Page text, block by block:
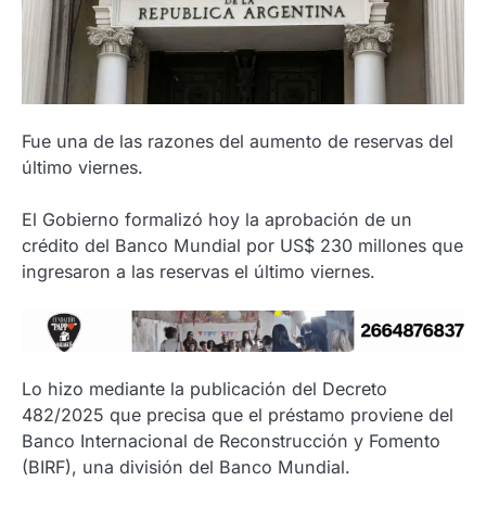
Fue una de las razones del aumento de reservas del
último viernes.
El Gobierno formalizó hoy la aprobación de un
crédito del Banco Mundial por US$ 230 millones que
ingresaron a las reservas el último viernes.
Lo hizo mediante la publicación del Decreto
482/2025 que precisa que el préstamo proviene del
Banco Internacional de Reconstrucción y Fomento
(BIRF), una división del Banco Mundial.